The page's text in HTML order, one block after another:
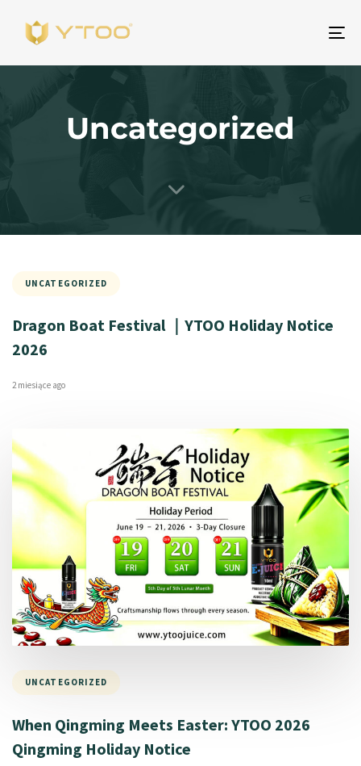
Uncategorized
UNCATEGORIZED
Dragon Boat Festival ｜YTOO Holiday Notice
2026
2 miesiące ago
UNCATEGORIZED
When Qingming Meets Easter: YTOO 2026
Qingming Holiday Notice